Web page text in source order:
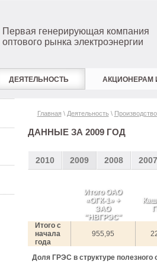
Первая генерирующая компания
оптового рынка электроэнергии
ДЕЯТЕЛЬНОСТЬ АКЦИОНЕРАМ
Главная \ Деятельность \
ДАННЫЕ ЗА 2009 ГОД
2010 2009 2008 2007
Итого ОАО
«ОГК-1» +
ЗАО
"НВГРЭС"
Итого с
начала
года
955,95
Доля ГРЭС в структуре полезного